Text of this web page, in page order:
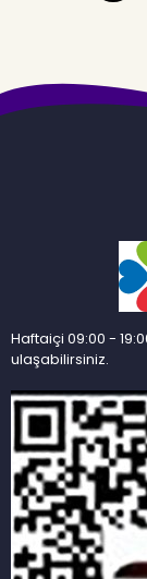
Haftaiçi 09:00 -
ulaşabilirsiniz.